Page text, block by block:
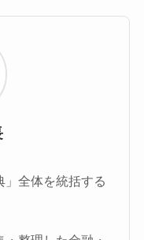
」全体を統括する